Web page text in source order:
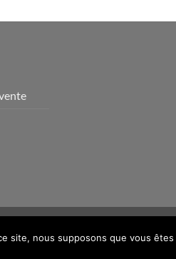
site, nous supposons que vous êtes